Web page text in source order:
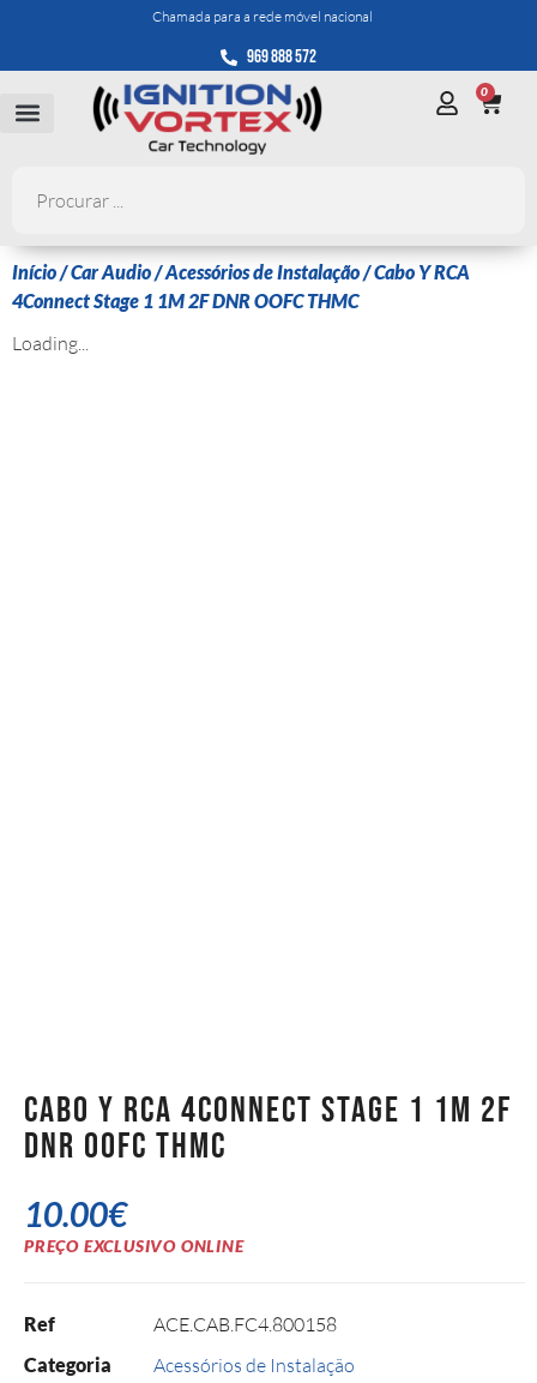
Chamada para a rede móvel nacional
969 888 572
0
Início/Car Audio/Acessórios de Instalação/ Cabo Y RCA
4Connect Stage 1 1M 2F DNR OOFC THMC
Loading...
Cabo Y RCA 4Connect Stage 1 1M 2F
DNR OOFC THMC
10.00€
PREÇO EXCLUSIVO ONLINE
Ref ACE.CAB.FC4.800158
Categoria Acessórios de Instalação